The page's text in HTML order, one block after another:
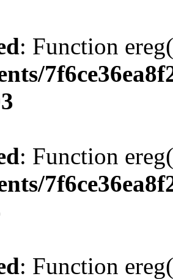
: Function
: Function
: Function